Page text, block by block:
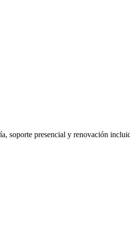
soporte presencial y renovación